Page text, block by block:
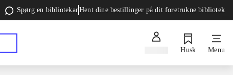
Spørg en bibliotekarHent dine bestillinger på dit foretrukne bibliotek
Husk Menu